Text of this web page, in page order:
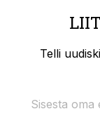
Telli